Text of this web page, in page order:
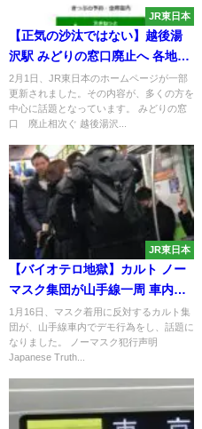
JR東日本
【正気の沙汰ではない】越後湯
沢駅 みどりの窓口廃止へ 各地で
怒りの声が
2月1日、JR東日本のホームページが一部
更新されました。その内容が、多くの方を
中心に話題となっています。 みどりの窓
口 廃止相次ぐ 越後湯沢...
JR東日本
【バイオテロ地獄】カルト ノー
マスク集団が山手線一周 車内を
占拠しライブ配信 ｢子どもにワク
チン打たせない｣｢マスクを外し
てノーマルに戻す｣
1月16日、マスク着用に反対するカルト集
団が、山手線車内でデモ行為をし、話題に
なりました。 ノーマスク犯行声明
Japanese Truth...